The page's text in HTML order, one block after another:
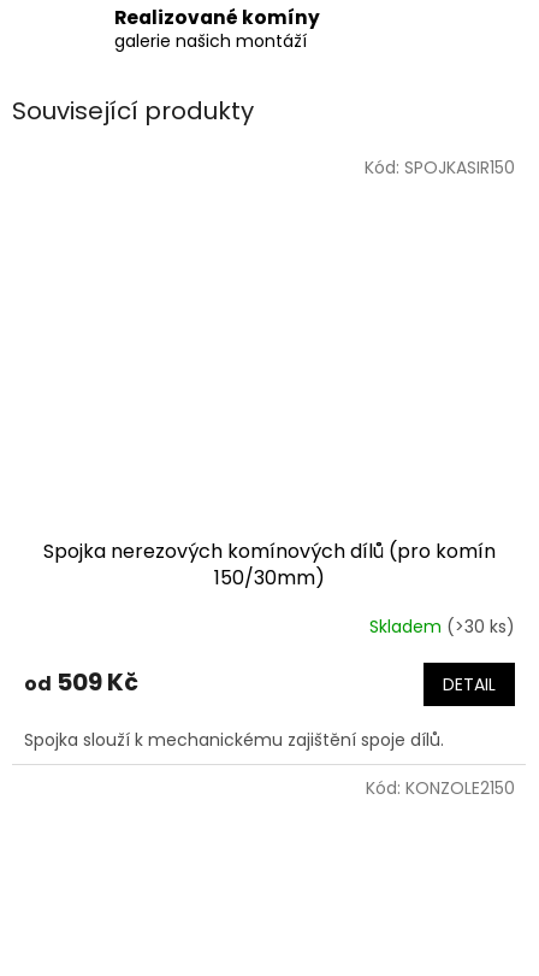
Realizované komíny
galerie našich montáží
Související produkty
Spojka nerezových komínových dílů (pro komín
150/30mm)
Skladem (>30 ks)
od 509 Kč DETAIL
Spojka slouží k mechanickému zajištění spoje dílů.
Kód: SPOJKASIR150
Kód: KONZOLE2150